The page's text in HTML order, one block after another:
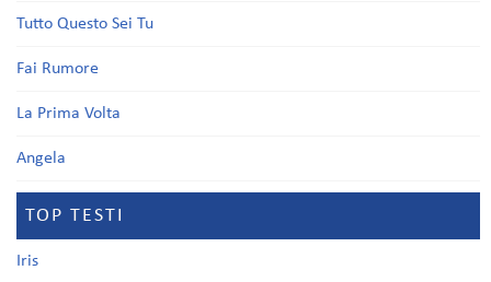
Tutto Questo Sei Tu
Fai Rumore
La Prima Volta
Angela
TOP TESTI
Iris